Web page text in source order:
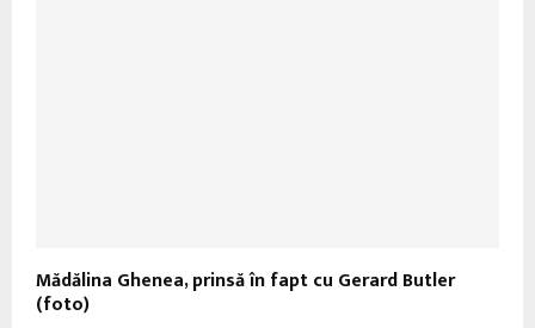
Mădălina Ghenea, prinsă în fapt cu Gerard Butler
(foto)